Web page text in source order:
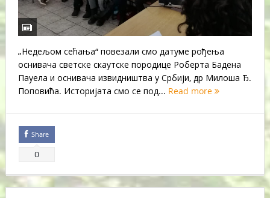
„Недељом сећања“ повезали смо датуме рођења
оснивача светске скаутске породице Роберта Бадена
Пауела и оснивача извидништва у Србији, др Милоша Ђ.
Поповића. Историјата смо се под... Read more
Share
0